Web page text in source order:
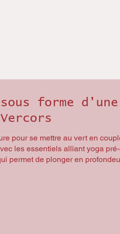
sous forme
pour se mettre au vert en
les essentiels alliant yoga
permet de plonger en